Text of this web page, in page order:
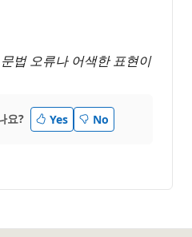
법 오류나 어색한 표현이
요? Yes No